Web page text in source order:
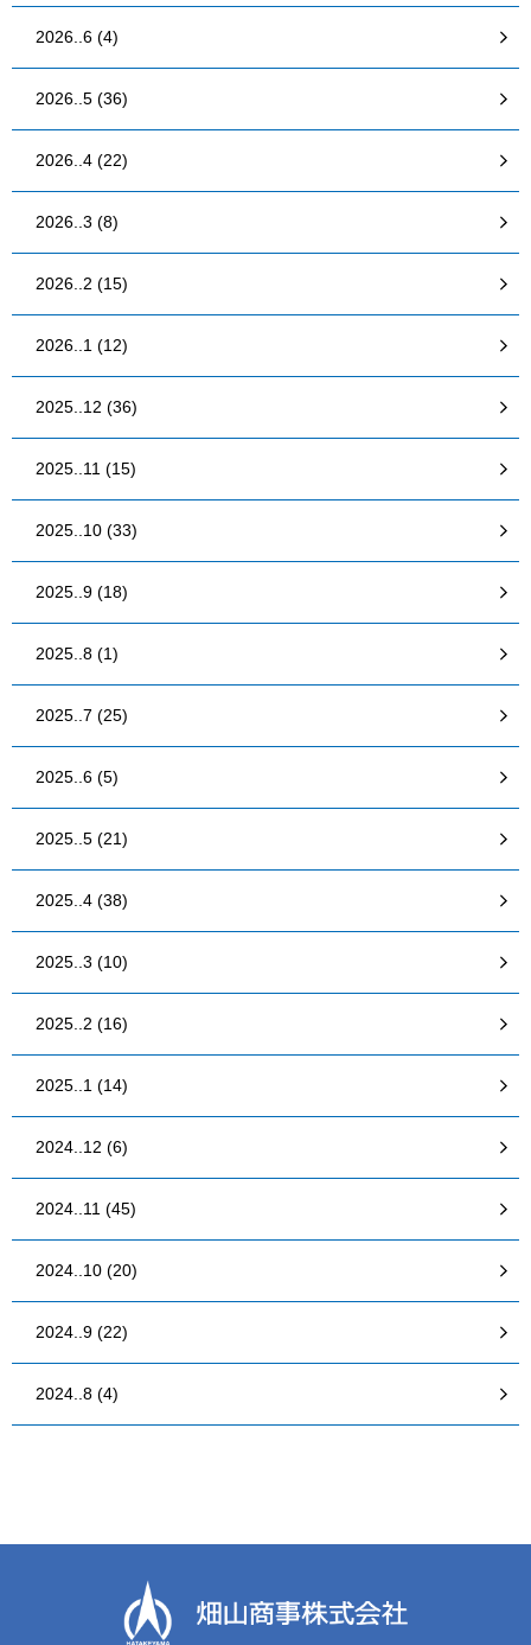
2026..6 (4)
2026..5 (36)
2026..4 (22)
2026..3 (8)
2026..2 (15)
2026..1 (12)
2025..12 (36)
2025..11 (15)
2025..10 (33)
2025..9 (18)
2025..8 (1)
2025..7 (25)
2025..6 (5)
2025..5 (21)
2025..4 (38)
2025..3 (10)
2025..2 (16)
2025..1 (14)
2024..12 (6)
2024..11 (45)
2024..10 (20)
2024..9 (22)
2024..8 (4)